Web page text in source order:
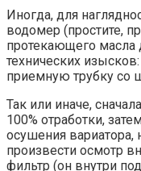
Иногда, для
водомер (простите,
протекающего масла
технических
приемную трубку со
Так или иначе,
100% отработки,
осушения вариатора,
произвести осмотр
фильтр (он внутри